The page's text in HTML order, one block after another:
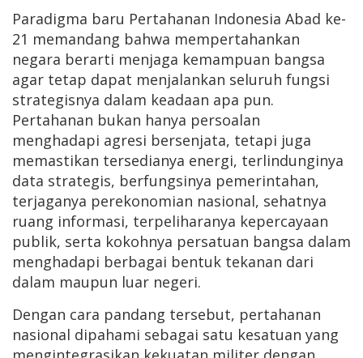
Paradigma baru Pertahanan Indonesia Abad ke-
21 memandang bahwa mempertahankan
negara berarti menjaga kemampuan bangsa
agar tetap dapat menjalankan seluruh fungsi
strategisnya dalam keadaan apa pun.
Pertahanan bukan hanya persoalan
menghadapi agresi bersenjata, tetapi juga
memastikan tersedianya energi, terlindunginya
data strategis, berfungsinya pemerintahan,
terjaganya perekonomian nasional, sehatnya
ruang informasi, terpeliharanya kepercayaan
publik, serta kokohnya persatuan bangsa dalam
menghadapi berbagai bentuk tekanan dari
dalam maupun luar negeri.
Dengan cara pandang tersebut, pertahanan
nasional dipahami sebagai satu kesatuan yang